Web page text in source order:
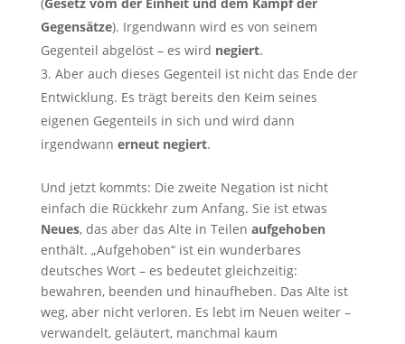
Gegensätze). Irgendwann wird es von seinem
Gegenteil abgelöst – es wird negiert.
Aber auch dieses Gegenteil ist nicht das Ende der
Entwicklung. Es trägt bereits den Keim seines
eigenen Gegenteils in sich und wird dann
irgendwann erneut negiert.
Und jetzt kommts: Die zweite Negation ist nicht
einfach die Rückkehr zum Anfang. Sie ist etwas
Neues, das aber das Alte in Teilen aufgehoben
enthält. „Aufgehoben“ ist ein wunderbares
deutsches Wort – es bedeutet gleichzeitig:
bewahren, beenden und hinaufheben. Das Alte ist
weg, aber nicht verloren. Es lebt im Neuen weiter –
verwandelt, geläutert, manchmal kaum